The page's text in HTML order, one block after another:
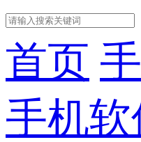
首页
手机软